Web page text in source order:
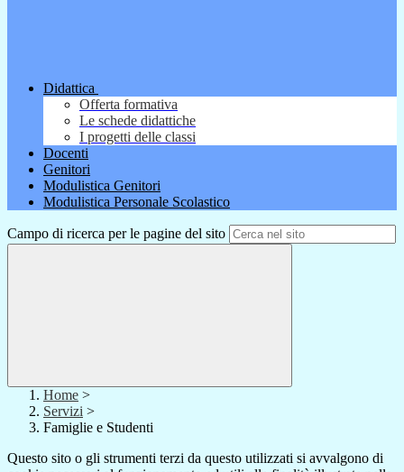
Didattica
Offerta formativa
Le schede didattiche
I progetti delle classi
Docenti
Genitori
Modulistica Genitori
Modulistica Personale Scolastico
Campo di ricerca per le pagine del sito
Home >
Servizi >
Famiglie e Studenti
Questo sito o gli strumenti terzi da questo utilizzati si avvalgono di